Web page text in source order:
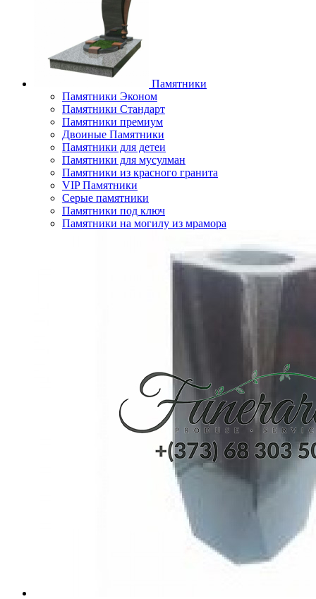
Памятники
Памятники Эконом
Памятники Стандарт
Памятники премиум
Двоиные Памятники
Памятники для детеи
Памятники для мусулман
Памятники из красного гранита
VIP Памятники
Серые памятники
Памятники под ключ
Памятники на могилу из мрамора